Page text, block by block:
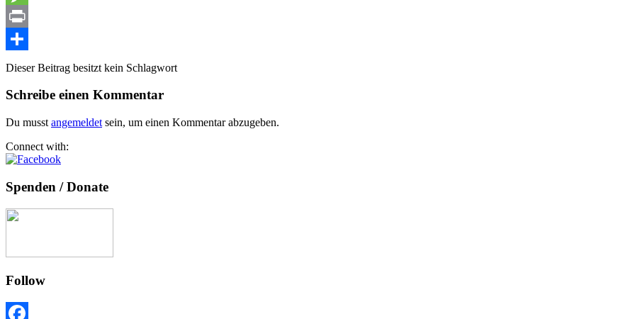
Message
Print
Teilen
Dieser Beitrag besitzt kein Schlagwort
Schreibe einen Kommentar
Du musst angemeldet sein, um einen Kommentar abzugeben.
Connect with:
Spenden / Donate
Follow